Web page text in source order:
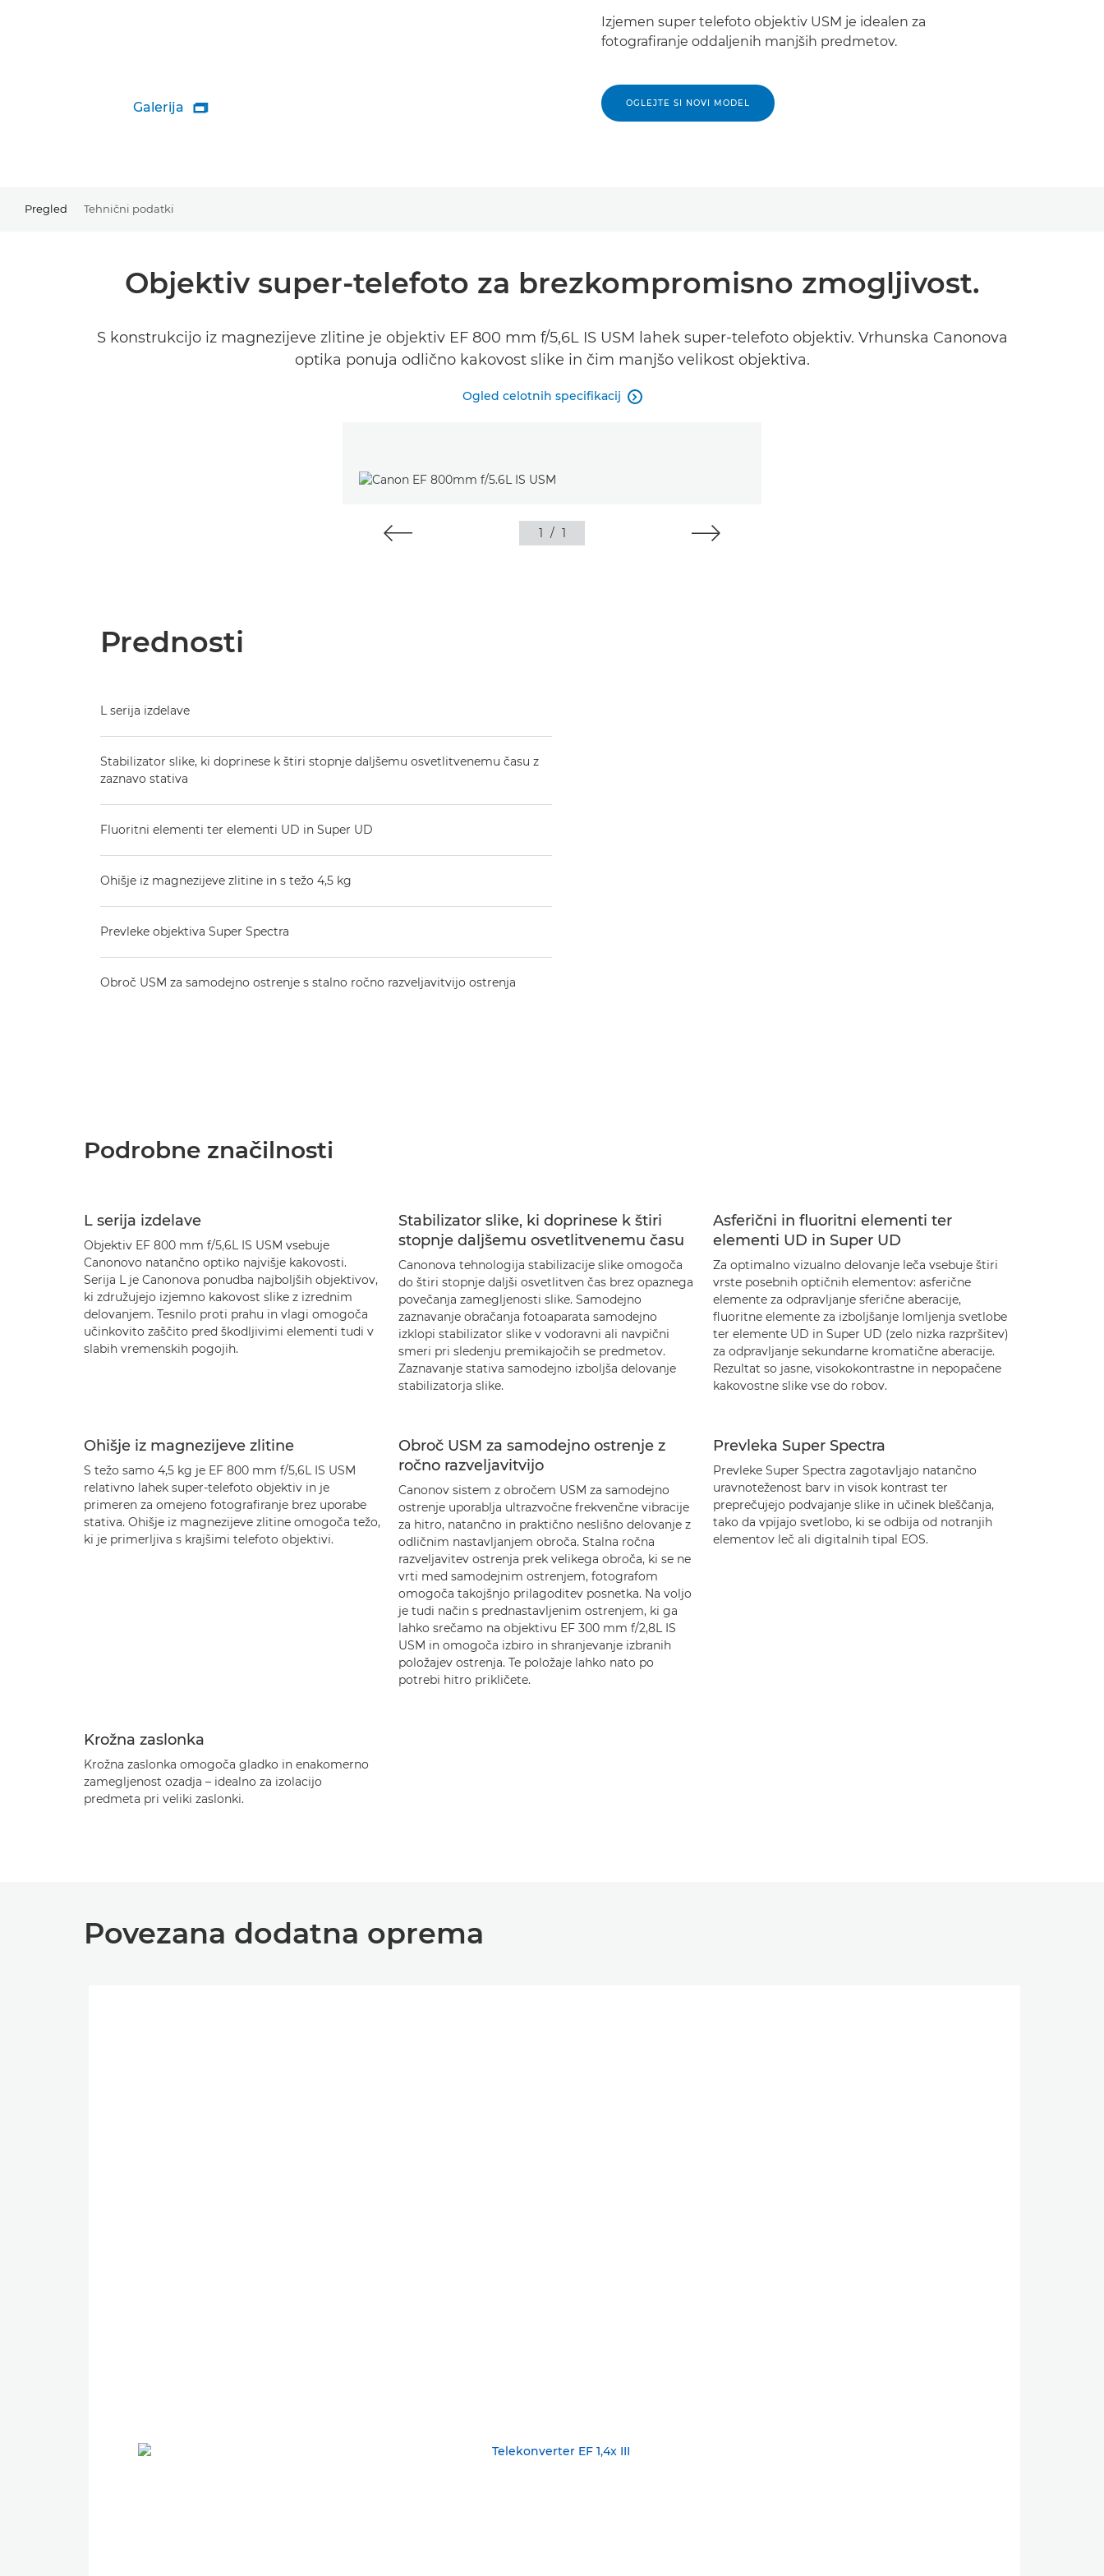
Galerija 
Izjemen super telefoto objektiv USM je idealen za
fotografiranje oddaljenih manjših predmetov.
OGLEJTE SI NOVI MODEL
Pregled Tehnični podatki
Objektiv super-telefoto za brezkompromisno zmogljivost.
S konstrukcijo iz magnezijeve zlitine je objektiv EF 800 mm f/5,6L IS USM lahek super-telefoto objektiv. Vrhunska Canonova
optika ponuja odlično kakovost slike in čim manjšo velikost objektiva.
Ogled celotnih specifikacij 
1 / 1
Prednosti
L serija izdelave
Stabilizator slike, ki doprinese k štiri stopnje daljšemu osvetlitvenemu času z
zaznavo stativa
Fluoritni elementi ter elementi UD in Super UD
Ohišje iz magnezijeve zlitine in s težo 4,5 kg
Prevleke objektiva Super Spectra
Obroč USM za samodejno ostrenje s stalno ročno razveljavitvijo ostrenja
Podrobne značilnosti
L serija izdelave
Objektiv EF 800 mm f/5,6L IS USM vsebuje
Canonovo natančno optiko najvišje kakovosti.
Serija L je Canonova ponudba najboljših objektivov,
ki združujejo izjemno kakovost slike z izrednim
delovanjem. Tesnilo proti prahu in vlagi omogoča
učinkovito zaščito pred škodljivimi elementi tudi v
slabih vremenskih pogojih.
Stabilizator slike, ki doprinese k štiri
stopnje daljšemu osvetlitvenemu času
Canonova tehnologija stabilizacije slike omogoča
do štiri stopnje daljši osvetlitven čas brez opaznega
povečanja zamegljenosti slike. Samodejno
zaznavanje obračanja fotoaparata samodejno
izklopi stabilizator slike v vodoravni ali navpični
smeri pri sledenju premikajočih se predmetov.
Zaznavanje stativa samodejno izboljša delovanje
stabilizatorja slike.
Asferični in fluoritni elementi ter
elementi UD in Super UD
Za optimalno vizualno delovanje leča vsebuje štiri
vrste posebnih optičnih elementov: asferične
elemente za odpravljanje sferične aberacije,
fluoritne elemente za izboljšanje lomljenja svetlobe
ter elemente UD in Super UD (zelo nizka razpršitev)
za odpravljanje sekundarne kromatične aberacije.
Rezultat so jasne, visokokontrastne in nepopačene
kakovostne slike vse do robov.
Ohišje iz magnezijeve zlitine
S težo samo 4,5 kg je EF 800 mm f/5,6L IS USM
relativno lahek super-telefoto objektiv in je
primeren za omejeno fotografiranje brez uporabe
stativa. Ohišje iz magnezijeve zlitine omogoča težo,
ki je primerljiva s krajšimi telefoto objektivi.
Obroč USM za samodejno ostrenje z
ročno razveljavitvijo
Canonov sistem z obročem USM za samodejno
ostrenje uporablja ultrazvočne frekvenčne vibracije
za hitro, natančno in praktično neslišno delovanje z
odličnim nastavljanjem obroča. Stalna ročna
razveljavitev ostrenja prek velikega obroča, ki se ne
vrti med samodejnim ostrenjem, fotografom
omogoča takojšnjo prilagoditev posnetka. Na voljo
je tudi način s prednastavljenim ostrenjem, ki ga
lahko srečamo na objektivu EF 300 mm f/2,8L IS
USM in omogoča izbiro in shranjevanje izbranih
položajev ostrenja. Te položaje lahko nato po
potrebi hitro prikličete.
Prevleka Super Spectra
Prevleke Super Spectra zagotavljajo natančno
uravnoteženost barv in visok kontrast ter
preprečujejo podvajanje slike in učinek bleščanja,
tako da vpijajo svetlobo, ki se odbija od notranjih
elementov leč ali digitalnih tipal EOS.
Krožna zaslonka
Krožna zaslonka omogoča gladko in enakomerno
zamegljenost ozadja – idealno za izolacijo
predmeta pri veliki zaslonki.
Povezana dodatna oprema